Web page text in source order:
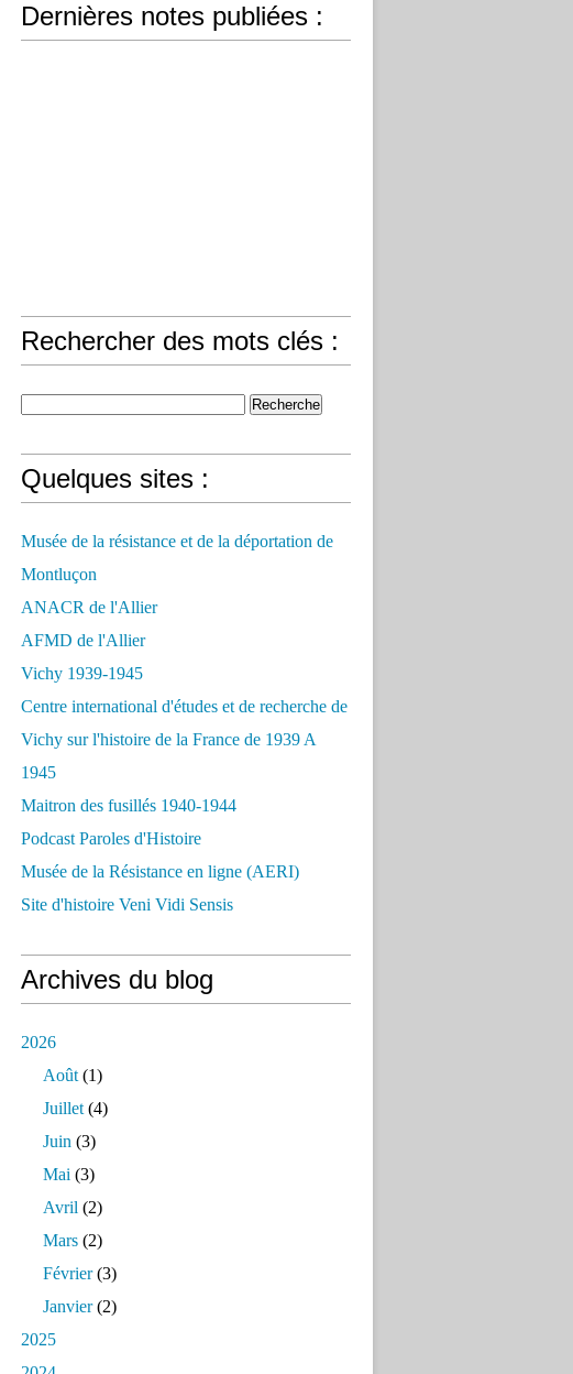
Dernières notes publiées :
Rechercher des mots clés :
Quelques sites :
Musée de la résistance et de la déportation de
Montluçon
ANACR de l'Allier
AFMD de l'Allier
Vichy 1939-1945
Centre international d'études et de recherche de
Vichy sur l'histoire de la France de 1939 A
1945
Maitron des fusillés 1940-1944
Podcast Paroles d'Histoire
Musée de la Résistance en ligne (AERI)
Site d'histoire Veni Vidi Sensis
Archives du blog
2026
Août (1)
Juillet (4)
Juin (3)
Mai (3)
Avril (2)
Mars (2)
Février(3)
Janvier(2)
2025